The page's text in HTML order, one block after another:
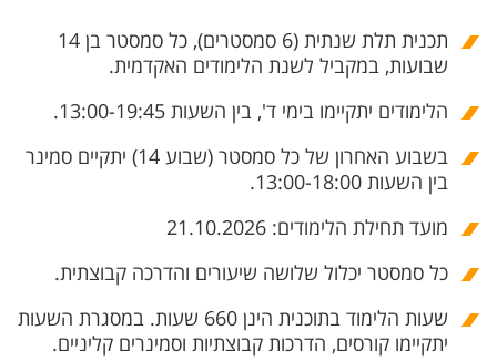
תכנית תלת שנתית (6 סמסטרים), כל סמסטר בן 14
שבועות, במקביל לשנת הלימודים האקדמית.
הלימודים יתקיימו בימי ד', בין השעות 13:00-19:45.
בשבוע האחרון של כל סמסטר (שבוע 14) יתקיים סמינר
בין השעות 13:00-18:00.
מועד תחילת הלימודים: 21.10.2026
כל סמסטר יכלול שלושה שיעורים והדרכה קבוצתית.
שעות הלימוד בתוכנית הינן 660 שעות. במסגרת השעות
יתקיימו קורסים, הדרכות קבוצתיות וסמינרים קליניים.